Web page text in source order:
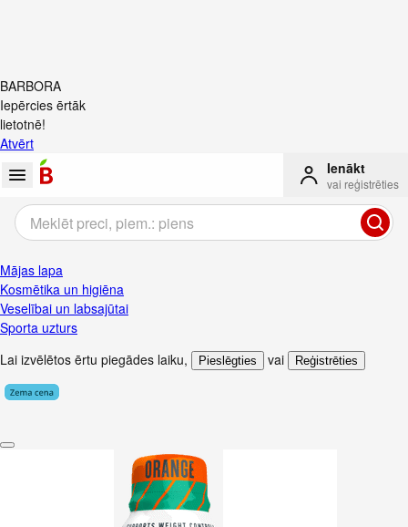
BARBORA
Iepērcies ērtāk
lietotnē!
Atvērt
Ienākt
vai reģistrēties
Mājas lapa
Kosmētika un higiēna
Veselībai un labsajūtai
Sporta uzturs
Lai izvēlētos ērtu piegādes laiku, Pieslēgties vai Reģistrēties